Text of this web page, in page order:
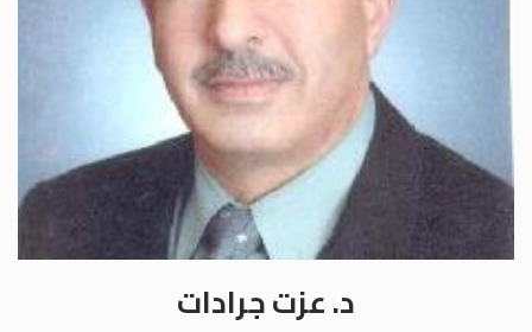
د. عزت جرادات